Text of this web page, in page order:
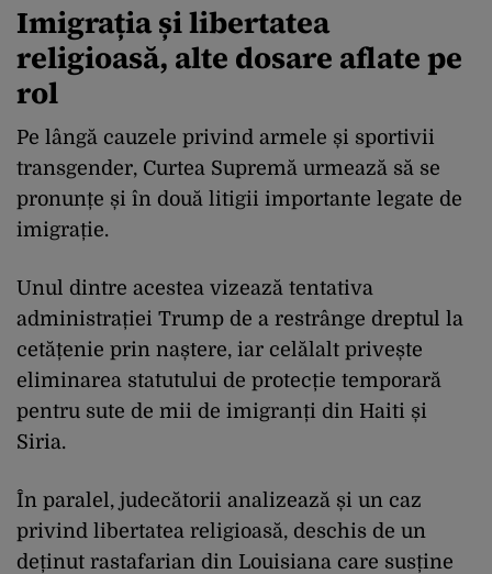
Imigrația și libertatea
religioasă, alte dosare aflate pe
rol
Pe lângă cauzele privind armele și sportivii
transgender, Curtea Supremă urmează să se
pronunțe și în două litigii importante legate de
imigrație.
Unul dintre acestea vizează tentativa
administrației Trump de a restrânge dreptul la
cetățenie prin naștere, iar celălalt privește
eliminarea statutului de protecție temporară
pentru sute de mii de imigranți din Haiti și
Siria.
În paralel, judecătorii analizează și un caz
privind libertatea religioasă, deschis de un
deținut rastafarian din Louisiana care susține